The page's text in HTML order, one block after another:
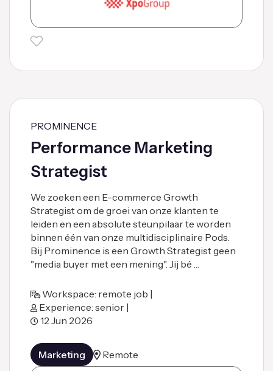
PROMINENCE
Performance Marketing
Strategist
We zoeken een E-commerce Growth
Strategist om de groei van onze klanten te
leiden en een absolute steunpilaar te worden
binnen één van onze multidisciplinaire Pods.
Bij Prominence is een Growth Strategist geen
"media buyer met een mening". Jij bé …
Workspace: remote job |
Experience: senior |
12 Jun 2026
Marketing Remote